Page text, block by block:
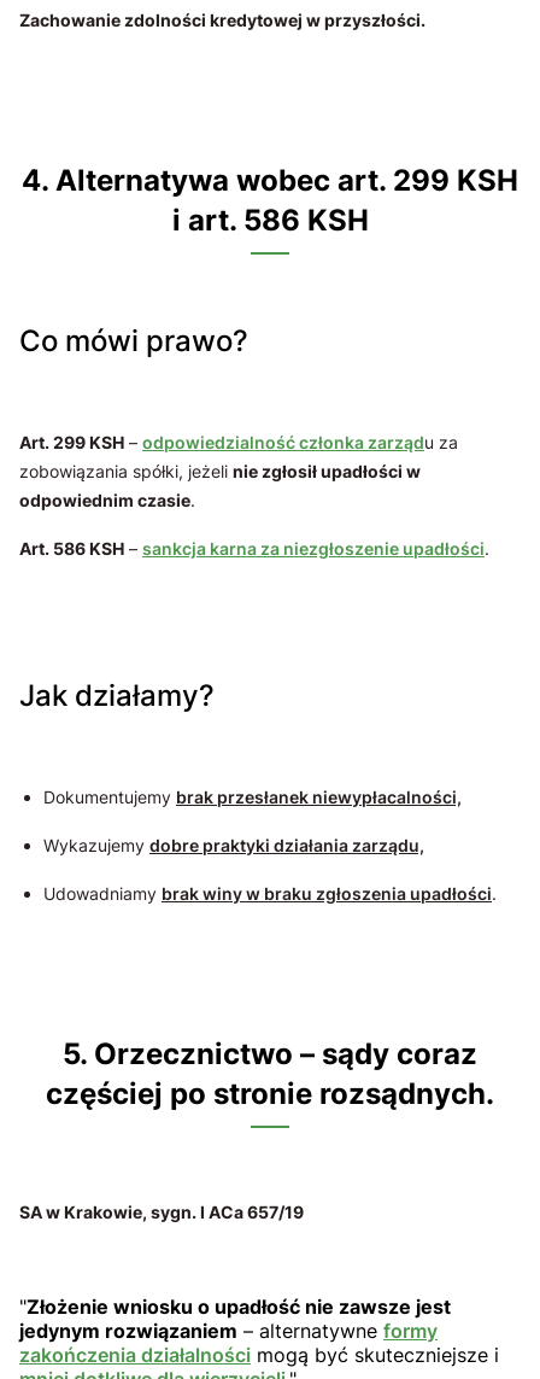
Zachowanie zdolności kredytowej w przyszłości.
4. Alternatywa wobec art. 299 KSH
i art. 586 KSH
Co mówi prawo?
Art. 299 KSH – odpowiedzialność członka zarządu za
zobowiązania spółki, jeżeli nie zgłosił upadłości w
odpowiednim czasie.
Art. 586 KSH – sankcja karna za niezgłoszenie upadłości.
Jak działamy?
Dokumentujemy brak przesłanek niewypłacalności,
Wykazujemy dobre praktyki działania zarządu,
Udowadniamy brak winy w braku zgłoszenia upadłości.
5. Orzecznictwo – sądy coraz
częściej po stronie rozsądnych.
SA w Krakowie, sygn. I ACa 657/19
"Złożenie wniosku o upadłość nie zawsze jest
jedynym rozwiązaniem – alternatywne formy
zakończenia działalności mogą być skuteczniejsze i